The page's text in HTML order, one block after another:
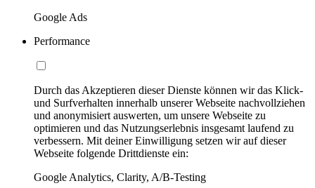
Google Ads
Performance
Durch das Akzeptieren dieser Dienste können wir das Klick-
und Surfverhalten innerhalb unserer Webseite nachvollziehen
und anonymisiert auswerten, um unsere Webseite zu
optimieren und das Nutzungserlebnis insgesamt laufend zu
verbessern. Mit deiner Einwilligung setzen wir auf dieser
Webseite folgende Drittdienste ein:
Google Analytics, Clarity, A/B-Testing